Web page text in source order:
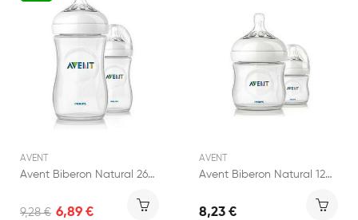
AVENT
Avent Biberon Natural 260ml
9,28 € 6,89 €
AVENT
Avent Biberon Natural 125ml
8,23 €